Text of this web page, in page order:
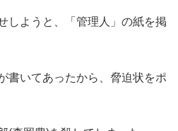
しようと、「管理人」の紙を掲
書いてあったから、脅迫状をポ